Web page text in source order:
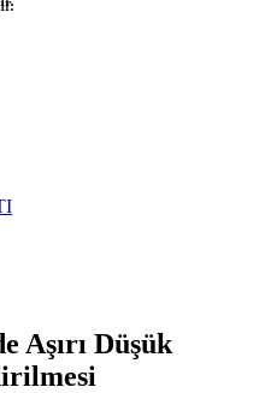
Aşırı Düşük